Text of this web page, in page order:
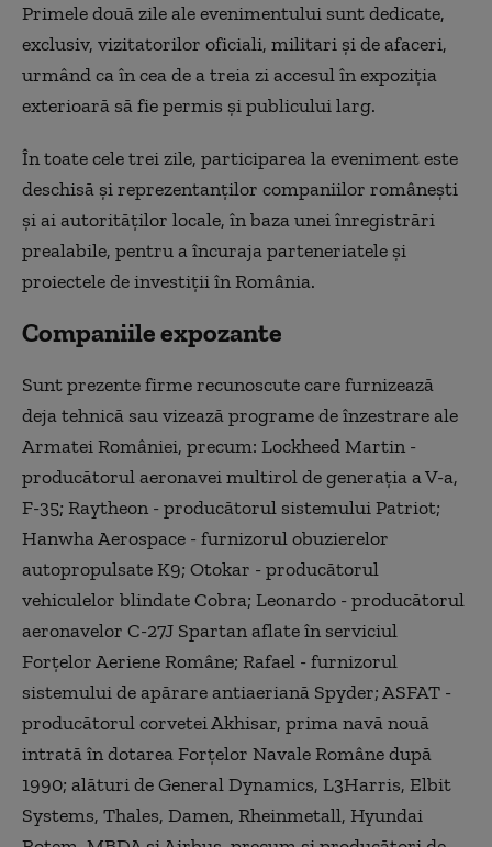
Primele două zile ale evenimentului sunt dedicate,
exclusiv, vizitatorilor oficiali, militari şi de afaceri,
urmând ca în cea de a treia zi accesul în expoziţia
exterioară să fie permis şi publicului larg.
În toate cele trei zile, participarea la eveniment este
deschisă şi reprezentanţilor companiilor româneşti
şi ai autorităţilor locale, în baza unei înregistrări
prealabile, pentru a încuraja parteneriatele şi
proiectele de investiţii în România.
Companiile expozante
Sunt prezente firme recunoscute care furnizează
deja tehnică sau vizează programe de înzestrare ale
Armatei României, precum: Lockheed Martin -
producătorul aeronavei multirol de generaţia a V-a,
F-35; Raytheon - producătorul sistemului Patriot;
Hanwha Aerospace - furnizorul obuzierelor
autopropulsate K9; Otokar - producătorul
vehiculelor blindate Cobra; Leonardo - producătorul
aeronavelor C-27J Spartan aflate în serviciul
Forţelor Aeriene Române; Rafael - furnizorul
sistemului de apărare antiaeriană Spyder; ASFAT -
producătorul corvetei Akhisar, prima navă nouă
intrată în dotarea Forţelor Navale Române după
1990; alături de General Dynamics, L3Harris, Elbit
Systems, Thales, Damen, Rheinmetall, Hyundai